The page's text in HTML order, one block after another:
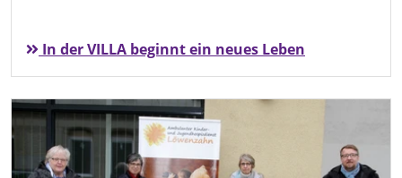
In der VILLA beginnt ein neues Leben